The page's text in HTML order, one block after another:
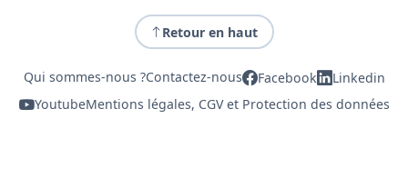
Retour en haut
Qui sommes-nous ?Contactez-nous Facebook
Linkedin
YoutubeMentions légales, CGV et Protection des données